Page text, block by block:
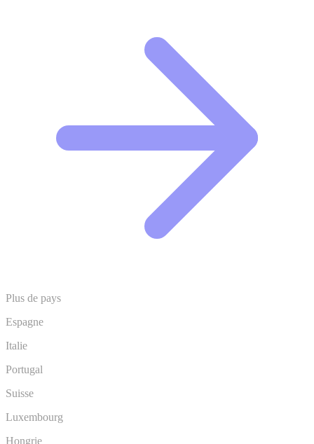
Plus de pays
Espagne
Italie
Portugal
Suisse
Luxembourg
Hongrie